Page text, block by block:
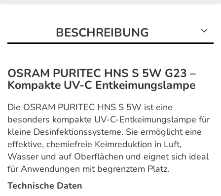
BESCHREIBUNG
OSRAM PURITEC HNS S 5W G23 –
Kompakte UV-C Entkeimungslampe
Die OSRAM PURITEC HNS S 5W ist eine
besonders kompakte UV-C-Entkeimungslampe für
kleine Desinfektionssysteme. Sie ermöglicht eine
effektive, chemiefreie Keimreduktion in Luft,
Wasser und auf Oberflächen und eignet sich ideal
für Anwendungen mit begrenztem Platz.
Technische Daten